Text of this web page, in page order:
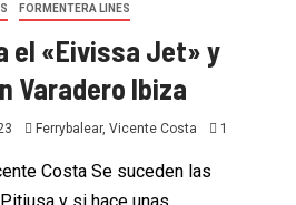
FORMENTERA LINES
el «Eivissa Jet» y
Varadero Ibiza
Ferrybalear, Vicente Costa 1
Costa Se suceden las
y si hace unas